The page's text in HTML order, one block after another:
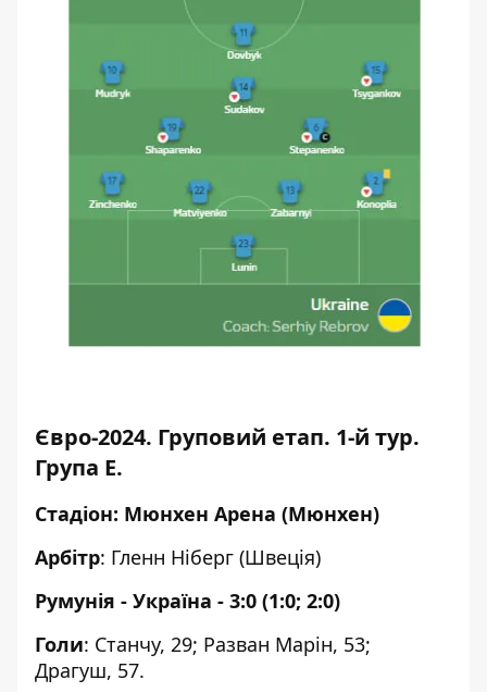
Євро-2024. Груповий етап. 1-й тур.
Група Е.
Стадіон: Мюнхен Арена (Мюнхен)
Арбітр: Гленн Ніберг (Швеція)
Румунія - Україна - 3:0 (1:0; 2:0)
Голи: Станчу, 29; Разван Марін, 53;
Драгуш, 57.